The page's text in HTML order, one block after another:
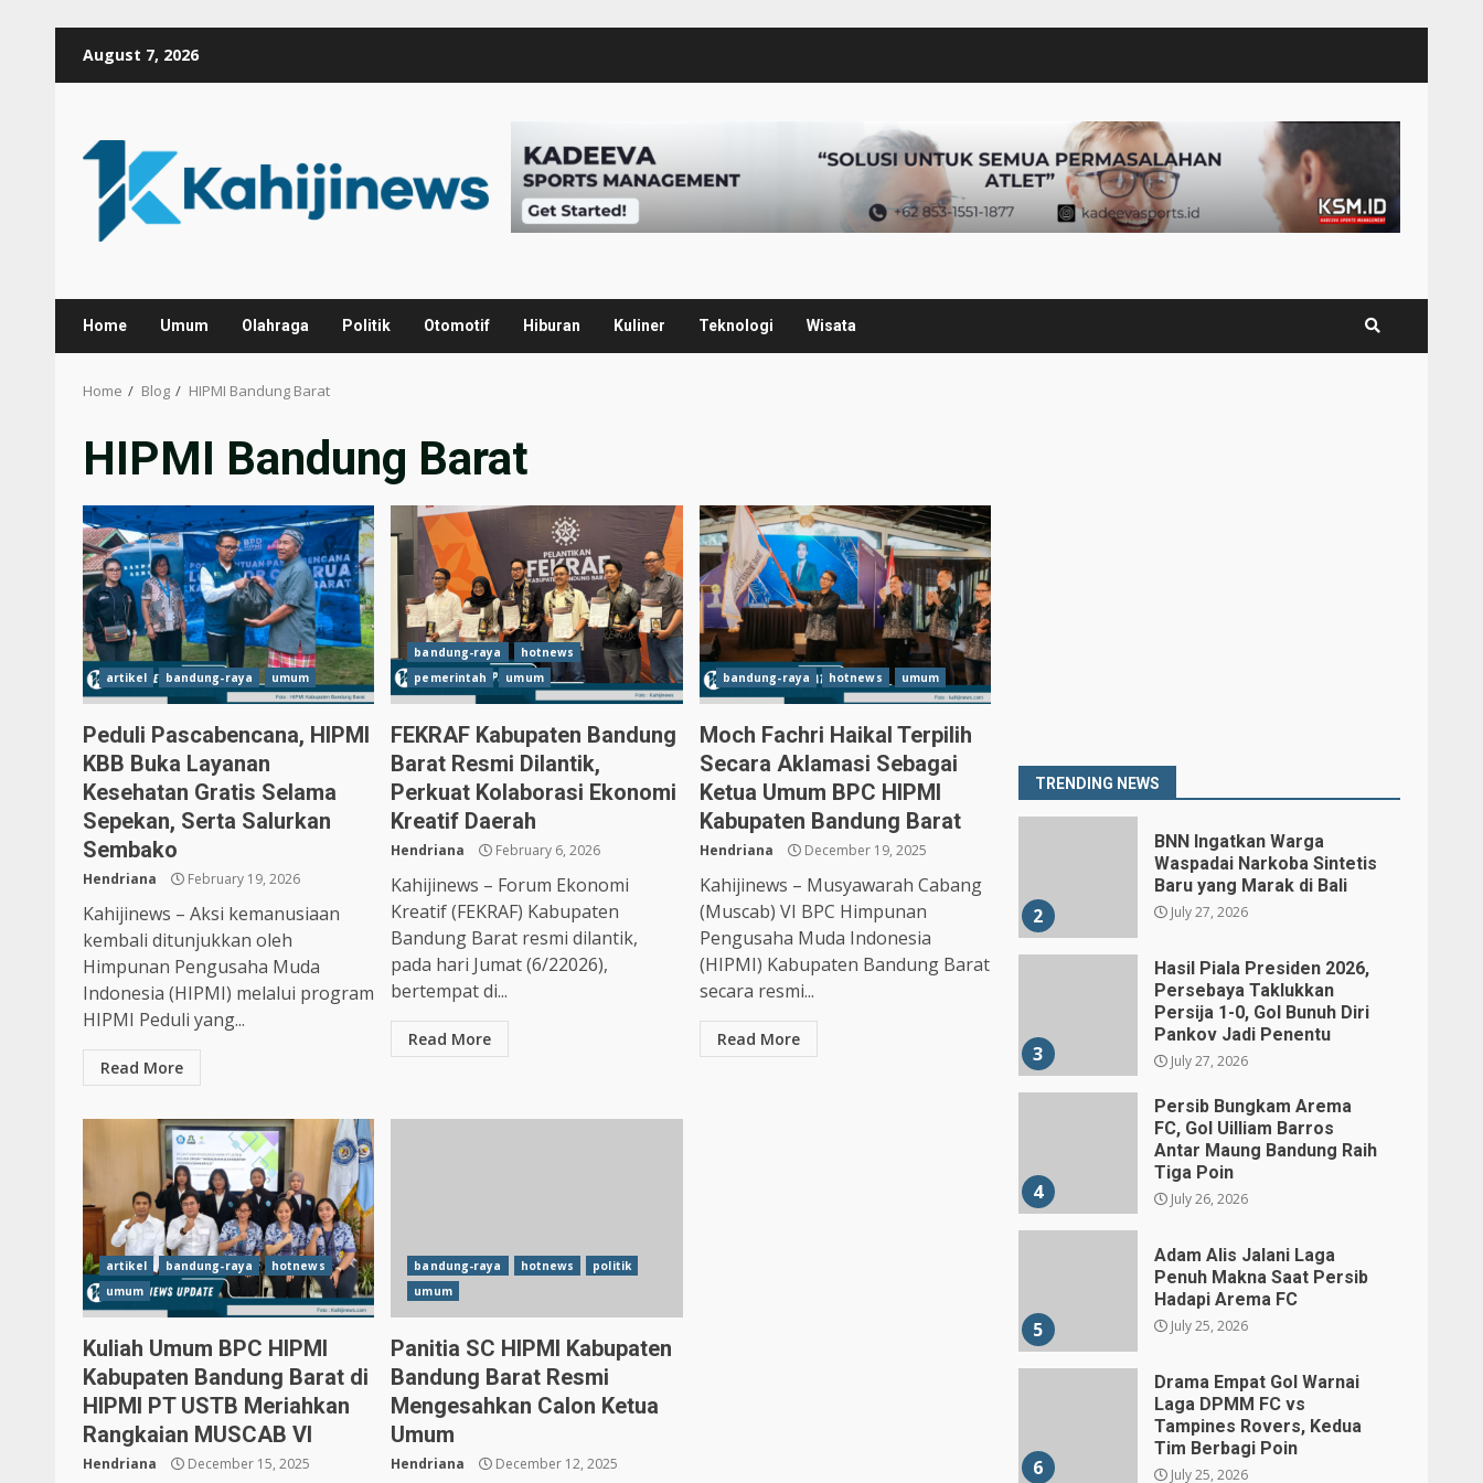
August 7, 2026
Home Umum Olahraga Politik Otomotif Hiburan Kuliner Teknologi Wisata
Home Blog HIPMI Bandung Barat
HIPMI Bandung Barat
artikel bandung-raya umum
Peduli Pascabencana, HIPMI
KBB Buka Layanan
Kesehatan Gratis Selama
Sepekan, Serta Salurkan
Sembako
Hendriana February 19, 2026
Kahijinews – Aksi kemanusiaan
kembali ditunjukkan oleh
Himpunan Pengusaha Muda
Indonesia (HIPMI) melalui program
HIPMI Peduli yang...
Read More
bandung-raya
hotnews
pemerintah
umum
FEKRAF Kabupaten Bandung
Barat Resmi Dilantik,
Perkuat Kolaborasi Ekonomi
Kreatif Daerah
Hendriana February 6, 2026
Kahijinews – Forum Ekonomi
Kreatif (FEKRAF) Kabupaten
Bandung Barat resmi dilantik,
pada hari Jumat (6/22026),
bertempat di...
Read More
bandung-raya hotnews umum
Moch Fachri Haikal Terpilih
Secara Aklamasi Sebagai
Ketua Umum BPC HIPMI
Kabupaten Bandung Barat
Hendriana December 19, 2025
Kahijinews – Musyawarah Cabang
(Muscab) VI BPC Himpunan
Pengusaha Muda Indonesia
(HIPMI) Kabupaten Bandung Barat
secara resmi...
Read More
artikel bandung-raya
hotnews
umum
Kuliah Umum BPC HIPMI
Kabupaten Bandung Barat di
HIPMI PT USTB Meriahkan
Rangkaian MUSCAB VI
Hendriana December 15, 2025
bandung-raya hotnews
politik
umum
Panitia SC HIPMI Kabupaten
Bandung Barat Resmi
Mengesahkan Calon Ketua
Umum
Hendriana December 12, 2025
TRENDING NEWS
3
Persebaya Taklukkan
Persib Bungkam Arema
FC, Gol Uilliam Barros
Antar Maung Bandung Raih
Tiga Poin
July 26, 2026
1
Sementara
July 27, 2026
2
BNN Ingatkan Warga
Waspadai Narkoba Sintetis
Baru yang Marak di Bali
July 27, 2026
3
Hasil Piala Presiden 2026,
Persebaya Taklukkan
Persija 1-0, Gol Bunuh Diri
Pankov Jadi Penentu
July 27, 2026
4
Persib Bungkam Arema
FC, Gol Uilliam Barros
Antar Maung Bandung Raih
Tiga Poin
July 26, 2026
5
Adam Alis Jalani Laga
Penuh Makna Saat Persib
Hadapi Arema FC
July 25, 2026
6
Drama Empat Gol Warnai
Laga DPMM FC vs
Tampines Rovers, Kedua
Tim Berbagi Poin
July 25, 2026